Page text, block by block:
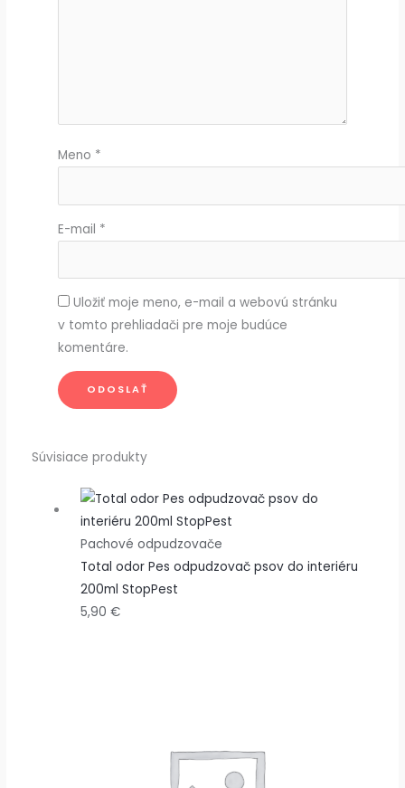
Meno *
E-mail *
Uložiť moje meno, e-mail a webovú stránku
v tomto prehliadači pre moje budúce
komentáre.
Súvisiace produkty
Pachové odpudzovače
Total odor Pes odpudzovač psov do interiéru
200ml StopPest
5,90€